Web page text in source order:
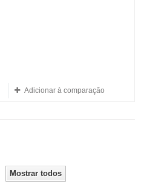
Adicionar à comparação
Mostrar todos